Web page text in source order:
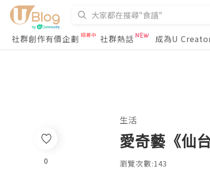
社群創作有價企劃
社群熱話 成為U
生活
愛奇藝《仙
瀏覽次數:143
0